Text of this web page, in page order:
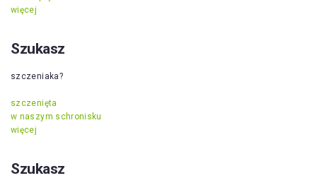
więcej
Szukasz
szczeniaka?
szczenięta
w naszym schronisku
więcej
Szukasz